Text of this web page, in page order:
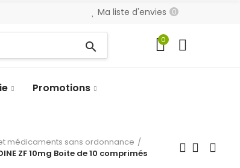
Ma liste d'envies 0
search 0
Promotions
médicaments sans ordonnance
ZF 10mg Boite de 10 comprimés